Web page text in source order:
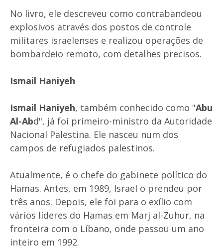
No livro, ele descreveu como contrabandeou
explosivos através dos postos de controle
militares israelenses e realizou operações de
bombardeio remoto, com detalhes precisos.
Ismail Haniyeh
Ismail Haniyeh, também conhecido como "Abu
Al-Abd", já foi primeiro-ministro da Autoridade
Nacional Palestina. Ele nasceu num dos
campos de refugiados palestinos.
Atualmente, é o chefe do gabinete político do
Hamas. Antes, em 1989, Israel o prendeu por
três anos. Depois, ele foi para o exílio com
vários líderes do Hamas em Marj al-Zuhur, na
fronteira com o Líbano, onde passou um ano
inteiro em 1992.